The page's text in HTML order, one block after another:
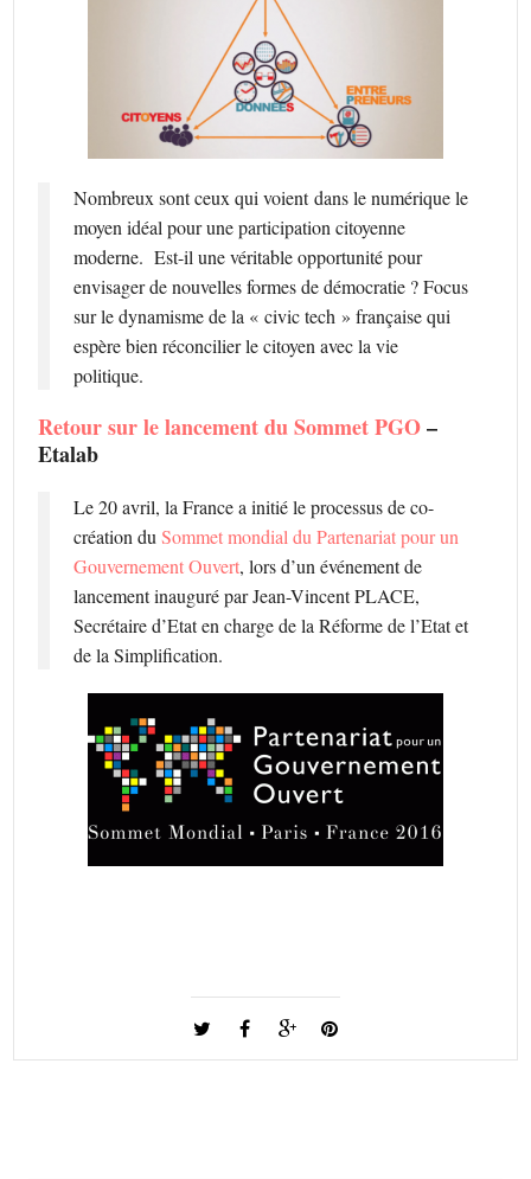
Nombreux sont ceux qui voient dans le numérique le
moyen idéal pour une participation citoyenne
moderne. Est-il une véritable opportunité pour
envisager de nouvelles formes de démocratie ? Focus
sur le dynamisme de la « civic tech » française qui
espère bien réconcilier le citoyen avec la vie
politique.
Retour sur le lancement du Sommet PGO–
Etalab
Le 20 avril, la France a initié le processus de co-
création duSommet mondial du Partenariat pour un
Gouvernement Ouvert, lors d’un événement de
lancement inauguré par Jean-Vincent PLACE,
Secrétaire d’Etat en charge de la Réforme de l’Etat et
de la Simplification.